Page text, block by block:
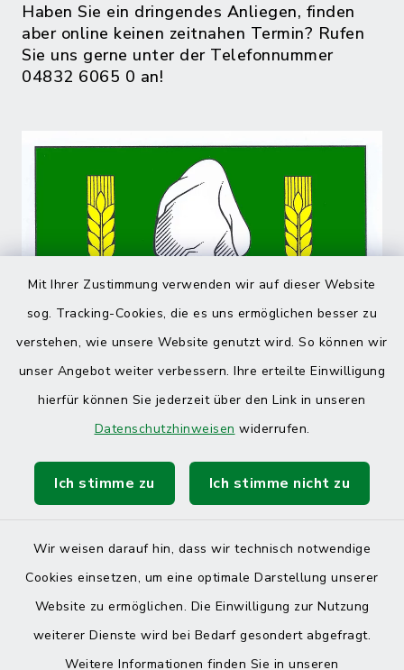
Mit Ihrer Zustimmung verwenden wir auf dieser Website
sog. Tracking-Cookies, die es uns ermöglichen besser zu
verstehen, wie unsere Website genutzt wird. So können wir
unser Angebot weiter verbessern. Ihre erteilte Einwilligung
hierfür können Sie jederzeit über den Link in unseren
Datenschutzhinweisen widerrufen.
Ich stimme zu Ich stimme nicht zu
Wir weisen darauf hin, dass wir technisch notwendige
Cookies einsetzen, um eine optimale Darstellung unserer
Website zu ermöglichen. Die Einwilligung zur Nutzung
weiterer Dienste wird bei Bedarf gesondert abgefragt.
Weitere Informationen finden Sie in unseren
Haben Sie ein dringendes Anliegen, finden
aber online keinen zeitnahen Termin? Rufen
Sie uns gerne unter der Telefonnummer
04832 6065 0 an!